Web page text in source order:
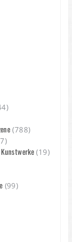
(788)
(19)
(99)